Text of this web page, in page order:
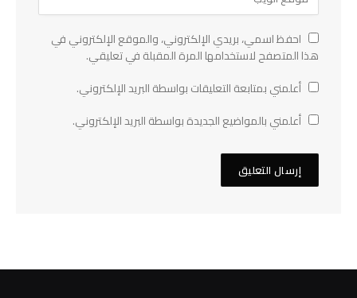
احفظ اسمي، بريدي الإلكتروني، والموقع الإلكتروني في
هذا المتصفح لاستخدامها المرة المقبلة في تعليقي.
أعلمني بمتابعة التعليقات بواسطة البريد الإلكتروني.
أعلمني بالمواضيع الجديدة بواسطة البريد الإلكتروني.